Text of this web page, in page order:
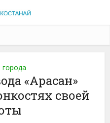
«Арасан»
своей